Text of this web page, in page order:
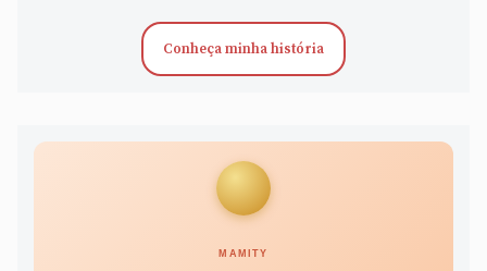
Conheça minha história
MAMITY